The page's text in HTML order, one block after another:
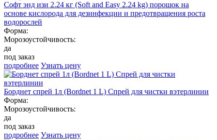
Софт энд изи 2.24 кг (Soft and Easy 2.24 kg) порошок на
основе кислорода для дезинфекции и предотвращения роста
водорослей
Форма:
Морозоустойчивость:
да
под заказ
подробнее Узнать цену
Борднет спрей 1л (Bordnet 1 L) Спрей для чистки вэтерлинии
Форма:
Морозоустойчивость:
да
под заказ
подробнее Узнать цену